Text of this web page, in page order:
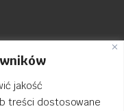
jakość
treści dostosowane